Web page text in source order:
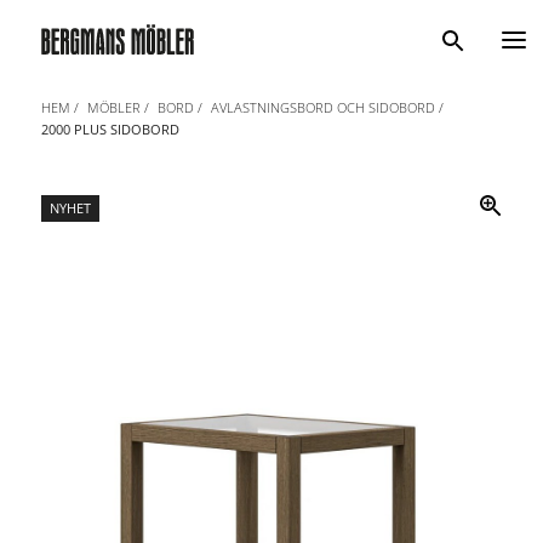
Sök
HEM MÖBLER BORD
AVLASTNINGSBORD OCH SIDOBORD
2000 PLUS SIDOBORD
NYHET